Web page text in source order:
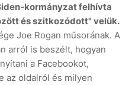
kormányzat felhívta
és szitkozódott" velük.
Joe Rogan műsorának. A
arról is beszélt, hogyan
a Facebookot,
az oldalról és milyen